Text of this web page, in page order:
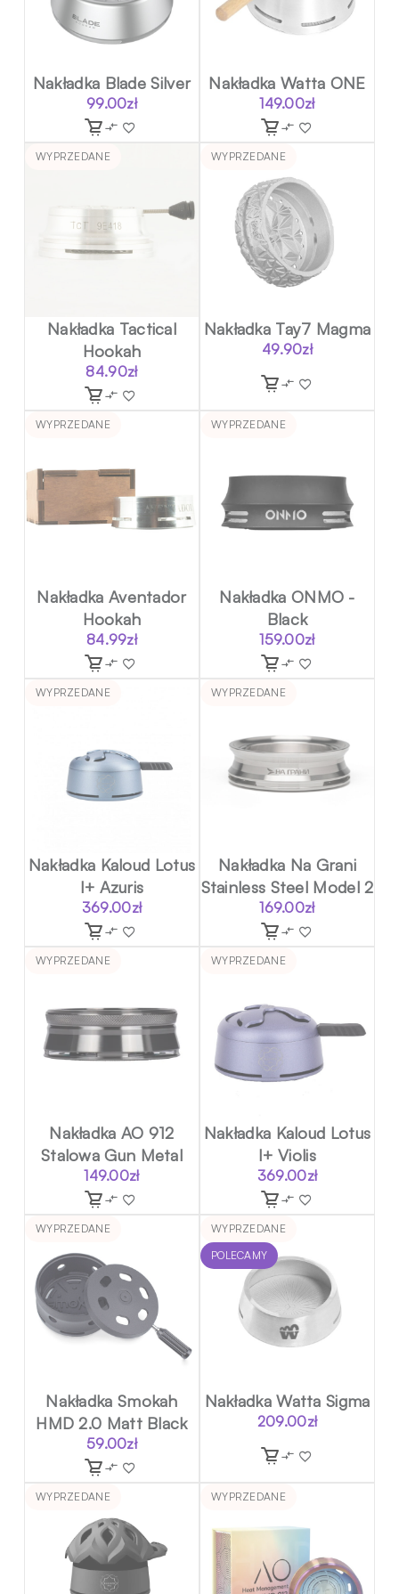
Nakładka Blade Silver
99.00zł
Nakładka Watta ONE
149.00zł
WYPRZEDANE
Nakładka Tactical
Hookah
84.90zł
WYPRZEDANE
Nakładka Tay7 Magma
49.90zł
WYPRZEDANE
Nakładka Aventador
Hookah
84.99zł
WYPRZEDANE
Nakładka ONMO -
Black
159.00zł
WYPRZEDANE
Nakładka Kaloud Lotus
I+ Azuris
369.00zł
WYPRZEDANE
Nakładka Na Grani
Stainless Steel Model 2
169.00zł
WYPRZEDANE
Nakładka AO 912
Stalowa Gun Metal
149.00zł
WYPRZEDANE
Nakładka Kaloud Lotus
I+ Violis
369.00zł
WYPRZEDANE
Nakładka Smokah
HMD 2.0 Matt Black
59.00zł
WYPRZEDANE
POLECAMY
Nakładka Watta Sigma
209.00zł
WYPRZEDANE WYPRZEDANE